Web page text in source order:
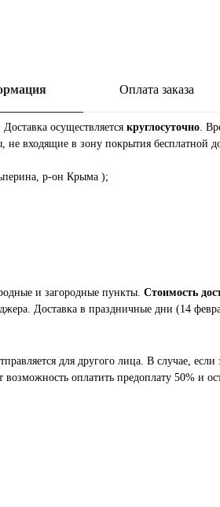
Оплата заказа
Доставка осуществляется круглосуточно.
входящие в зону покрытия бесплатной
р-он Крыма );
и загородные пункты. Стоимость
Доставка в праздничные дни (14
для другого лица. В случае, если
оплатить предоплату 50% и